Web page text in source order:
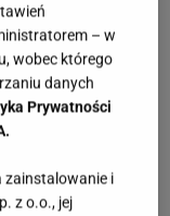
"zrobić
ilości
Narodzenia.
który sprawi,
niezależnie
trzeba jeść
trakcie
– w
wobec którego
danych
Prywatności
zainstalowanie i
z o.o., jej